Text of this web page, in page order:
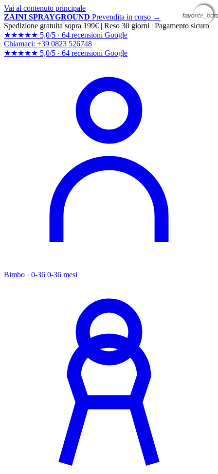
Vai al contenuto principale
ZAINI SPRAYGROUND Prevendita in corso →
Spedizione gratuita sopra 199€ | Reso 30 giorni | Pagamento sicuro
★★★★★ 5,0/5 · 64 recensioni Google
Chiamaci: +39 0823 526748
★★★★★ 5,0/5 · 64 recensioni Google
Bimbo · 0-36 0-36 mesi